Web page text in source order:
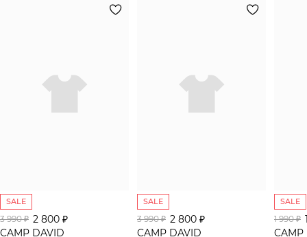
SALE
3 990 ₽ 2 800 ₽
CAMP DAVID
SALE
3 990 ₽ 2 800 ₽
CAMP DAVID
SALE
1 990 ₽
CAMP